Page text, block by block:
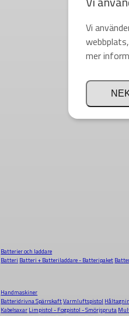
Batterier och laddare
Batteri Batteri + Batteriladdare - Batteripaket
Handmaskiner
Batteridrivna SpärrskaftVarmluftspistol
Kabelsaxar Limpistol - Fogpistol - Smörjspruta
Vi
mer